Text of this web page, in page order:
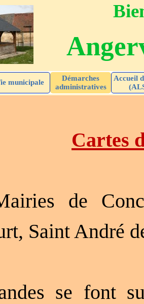
municipale
Démarches
administratives
Accueil
Cartes
de
Saint André
se font